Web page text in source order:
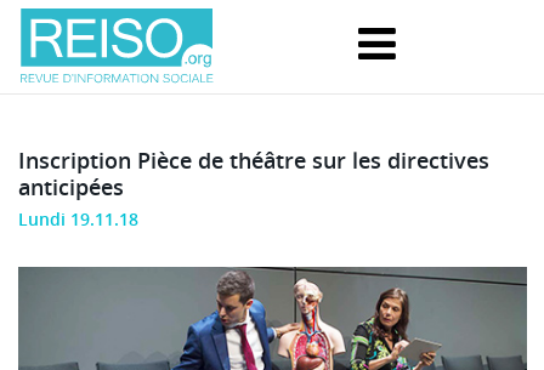
Inscription Pièce de théâtre sur les directives
anticipées
Lundi 19.11.18